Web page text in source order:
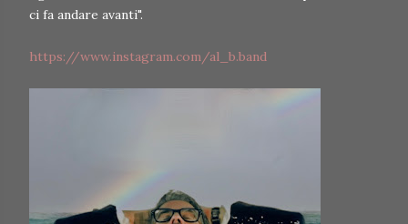
ci fa andare avanti".
https://www.instagram.com/al_b.band